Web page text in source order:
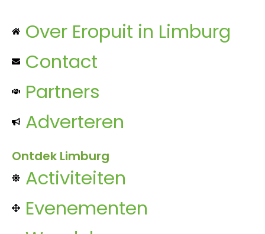
Over Eropuit in Limburg
Contact
Partners
Adverteren
Ontdek Limburg
Activiteiten
Evenementen